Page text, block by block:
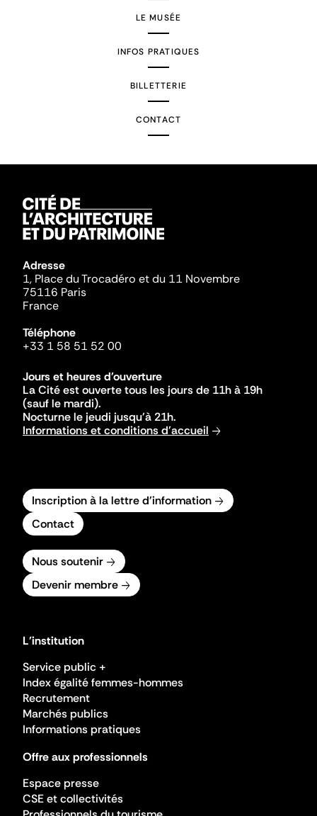
LE MUSÉE
INFOS PRATIQUES
BILLETTERIE
CONTACT
Adresse
1, Place du Trocadéro et du 11 Novembre
75116 Paris
France
Téléphone
+33 1 58 51 52 00
Jours et heures d'ouverture
La Cité est ouverte tous les jours de 11h à 19h
(sauf le mardi).
Nocturne le jeudi jusqu'à 21h.
Informations et conditions d'accueil
Inscription à la lettre d'information
Contact
Nous soutenir
Devenir membre
L'institution
Service public +
Index égalité femmes-hommes
Recrutement
Marchés publics
Informations pratiques
Offre aux professionnels
Espace presse
CSE et collectivités